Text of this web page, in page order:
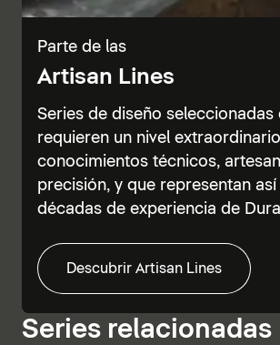
Parte de las
Artisan Lines
Series de diseño seleccionadas
requieren un nivel
conocimientos técnicos,
precisión, y que representan así
décadas de experiencia de
Descubrir Artisan Lines
Series relacionadas